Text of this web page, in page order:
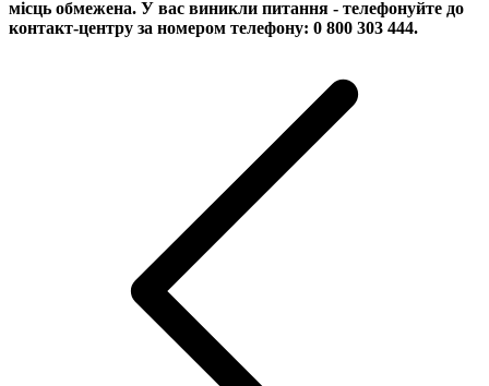
місць обмежена. У вас виникли питання - телефонуйте до
контакт-центру за номером телефону: 0 800 303 444.